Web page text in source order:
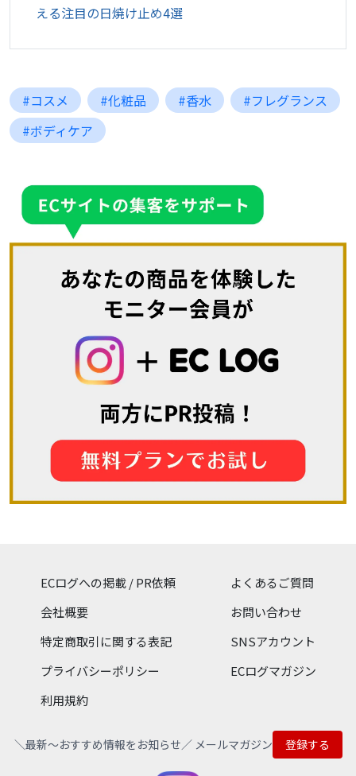
える注目の日焼け止め4選
#コスメ #化粧品 #香水
#フレグランス
#ボディケア
ECログへの掲載 / PR依頼
会社概要
特定商取引に関する表記
プライバシーポリシー
利用規約
よくあるご質問
お問い合わせ
SNSアカウント
ECログマガジン
＼最新〜おすすめ情報をお知らせ／ メールマガジン 登録する